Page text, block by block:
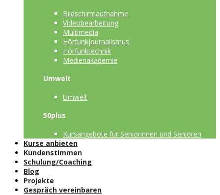
Bildschirmaufnahme
Videobearbeitung
Multimedia
Hörfunkjournalismus
Hörfunktechnik
Medienakademie
Umwelt
Umwelt
50plus
Kursangebote für Seniorinnen und Senioren
Kurse anbieten
Kundenstimmen
Schulung/Coaching
Blog
Projekte
Gespräch vereinbaren